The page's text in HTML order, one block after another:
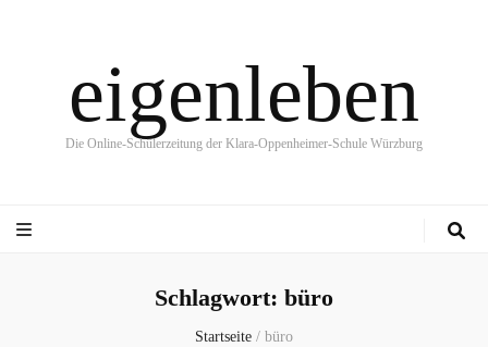
eigenleben
Die Online-Schülerzeitung der Klara-Oppenheimer-Schule Würzburg
Schlagwort: büro
Startseite / büro